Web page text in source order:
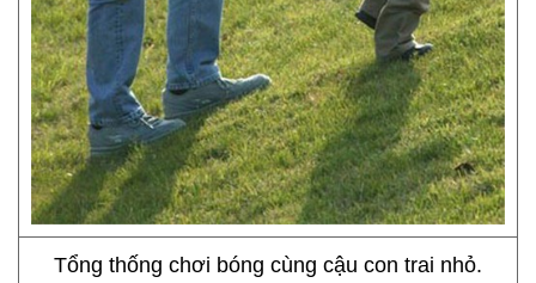
Tổng thống chơi bóng cùng cậu con trai nhỏ.